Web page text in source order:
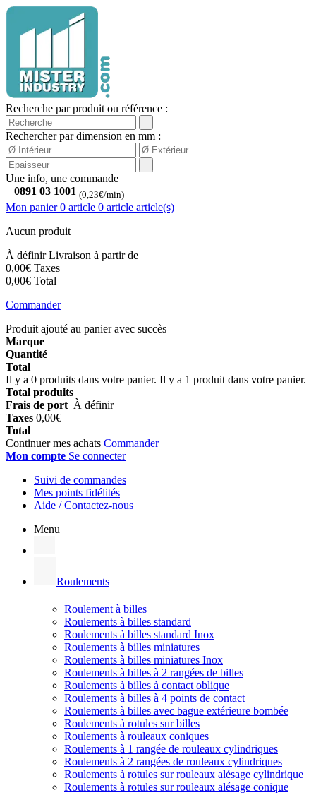
Recherche par produit ou référence :
Rechercher par dimension en mm :
Une info, une commande
0891 03 1001 (0,23€/min)
Mon panier 0 article 0 article article(s)
Aucun produit
À définirLivraison à partir de
0,00€ Taxes
0,00€ Total
Commander
Produit ajouté au panier avec succès
Marque
Quantité
Total
Il y a 0 produits dans votre panier. Il y a 1 produit dans votre panier.
Total produits
Frais de port À définir
Taxes 0,00€
Total
Continuer mes achats Commander
Mon compte Se connecter
Suivi de commandes
Mes points fidélités
Aide / Contactez-nous
Menu
Roulements
Roulement à billes
Roulements à billes standard
Roulements à billes standard Inox
Roulements à billes miniatures
Roulements à billes miniatures Inox
Roulements à billes à 2 rangées de billes
Roulements à billes à contact oblique
Roulements à billes à 4 points de contact
Roulements à billes avec bague extérieure bombée
Roulements à rotules sur billes
Roulements à rouleaux coniques
Roulements à 1 rangée de rouleaux cylindriques
Roulements à 2 rangées de rouleaux cylindriques
Roulements à rotules sur rouleaux alésage cylindrique
Roulements à rotules sur rouleaux alésage conique